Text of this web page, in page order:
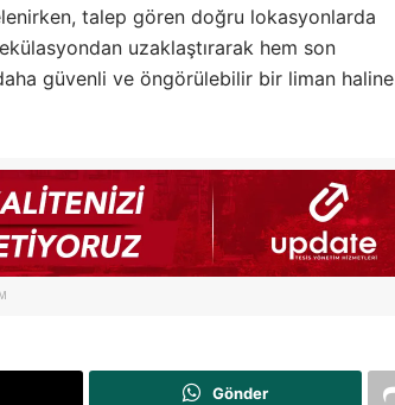
talep gören doğru lokasyonlarda
uzaklaştırarak hem son
güvenli ve öngörülebilir bir liman haline
Gönder